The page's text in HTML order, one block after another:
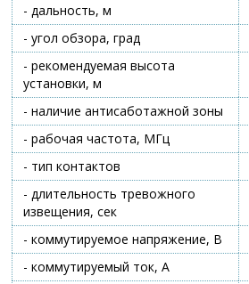
- дальность, м
- угол обзора, град
- рекомендуемая высота
установки, м
- наличие антисаботажной зоны
- рабочая частота, МГц
- тип контактов
- длительность тревожного
извещения, сек
- коммутируемое напряжение, В
- коммутируемый ток, А